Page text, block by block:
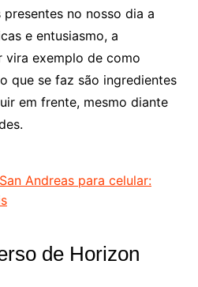
no nosso dia a
e entusiasmo, a
vira exemplo de como
que se faz são ingredientes
em frente, mesmo diante
Andreas para celular:
de Horizon